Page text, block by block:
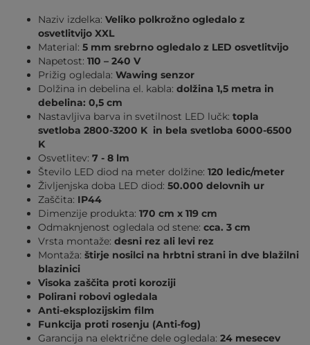
Naziv izdelka: Veliko polkrožno ogledalo z
osvetlitvijo XXL
Material: 5 mm srebrno ogledalo z LED osvetlitvijo
Napetost: 110 – 240 V
Prižig ogledala: Wawing senzor
Dolžina in debelina el. kabla: dolžina 1,5 metra in
debelina: 0,5 cm
Nastavljiva barva in svetilnost LED lučk: topla
svetloba 2800-3200 K in bela svetloba 6000-6500
K
Osvetlitev: 7 - 8 lm
Število LED diod na meter dolžine: 120 ledic/meter
Življenjska doba LED diod: 50.000 delovnih ur
Zaščita: IP44
Dimenzije produkta: 170 cm x 119 cm
Odmaknjenost ogledala od stene: cca. 3 cm
Vrsta montaže: desni rez ali levi rez
Montaža: štirje nosilci na hrbtni strani in dve blažilni
blazinici
Visoka zaščita proti koroziji
Polirani robovi ogledala
Anti-eksplozijskim film
Funkcija proti rosenju (Anti-fog)
Garancija na električne dele ogledala: 24 mesecev